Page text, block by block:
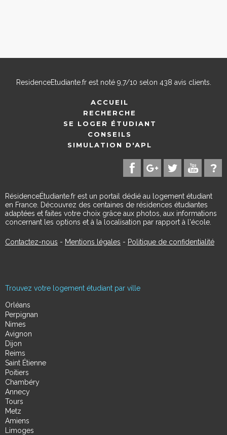
ResidenceEtudiante.frest noté 9,7/10 selon 438 avis clients.
ACCUEIL
RECHERCHE
SE LOGER ÉTUDIANT
CONSEILS
SIMULATION D'APL
RésidenceÉtudiante.fr est un portail dédié au logement étudiant
en France. Découvrez des centaines de résidences étudiantes
adaptées et faites votre choix grâce aux photos, aux informations
concernant les options et à la localisation par rapport à l'école.
Contactez-nous - Mentions légales - Politique de confidentialité
Trouvez votre logement étudiant par ville
Orléans
Perpignan
Nimes
Avignon
Dijon
Reims
Saint Étienne
Poitiers
Chambéry
Annecy
Tours
Metz
Amiens
Limoges